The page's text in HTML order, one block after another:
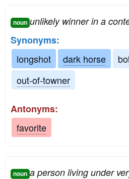
noun unlikely winner in a
Synonyms:
longshot
dark horse
out-of-towner
Antonyms:
favorite
noun a person living under